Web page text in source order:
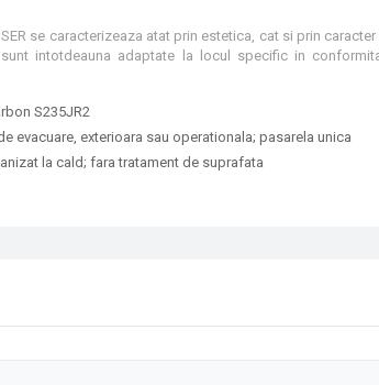
se caracterizeaza atat prin estetica, cat si prin
intotdeauna adaptate la locul specific in
S235JR2
evacuare, exterioara sau operationala; pasarela unica
la cald; fara tratament de suprafata